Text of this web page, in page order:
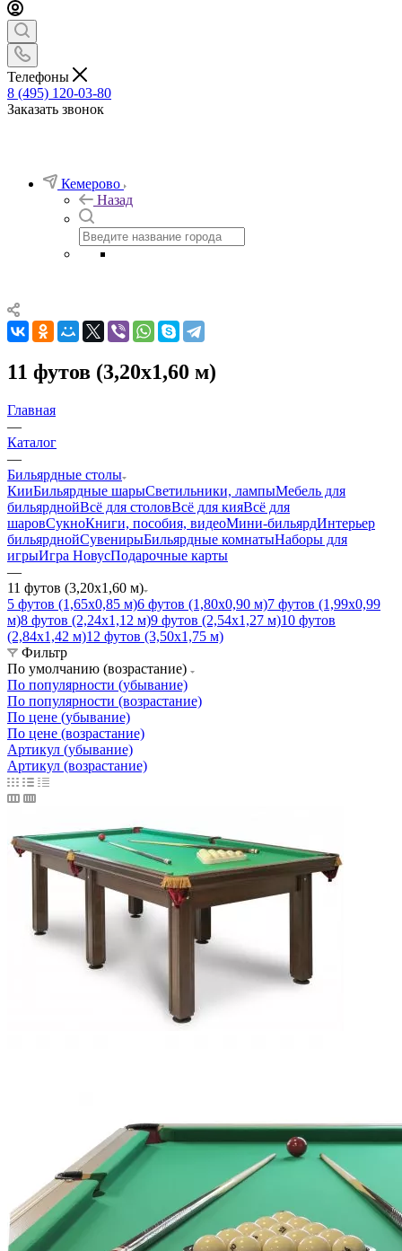
Телефоны
8 (495) 120-03-80
Заказать звонок
Кемерово
Назад
11 футов (3,20х1,60 м)
Главная
—
Каталог
—
Бильярдные столы
КииБильярдные шарыСветильники, лампыМебель для
бильярднойВсё для столовВсё для кияВсё для
шаровСукноКниги, пособия, видеоМини-бильярдИнтерьер
бильярднойСувенирыБильярдные комнатыНаборы для
игрыИгра НовусПодарочные карты
—
11 футов (3,20х1,60 м)
5 футов (1,65х0,85 м)6 футов (1,80х0,90 м)7 футов (1,99х0,99
м)8 футов (2,24х1,12 м)9 футов (2,54х1,27 м)10 футов
(2,84х1,42 м)12 футов (3,50х1,75 м)
Фильтр
По умолчанию (возрастание)
По популярности (убывание)
По популярности (возрастание)
По цене (убывание)
По цене (возрастание)
Артикул (убывание)
Артикул (возрастание)